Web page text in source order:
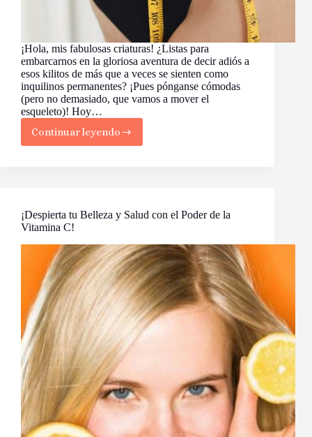
¡Hola, mis fabulosas criaturas! ¿Listas para
embarcarnos en la gloriosa aventura de decir adiós a
esos kilitos de más que a veces se sienten como
inquilinos permanentes? ¡Pues pónganse cómodas
(pero no demasiado, que vamos a mover el
esqueleto)! Hoy…
Continuar leyendo
Cómo
Bajar
Sufrimiento
¡Despierta tu Belleza y Salud con el Poder de la
Vitamina C!